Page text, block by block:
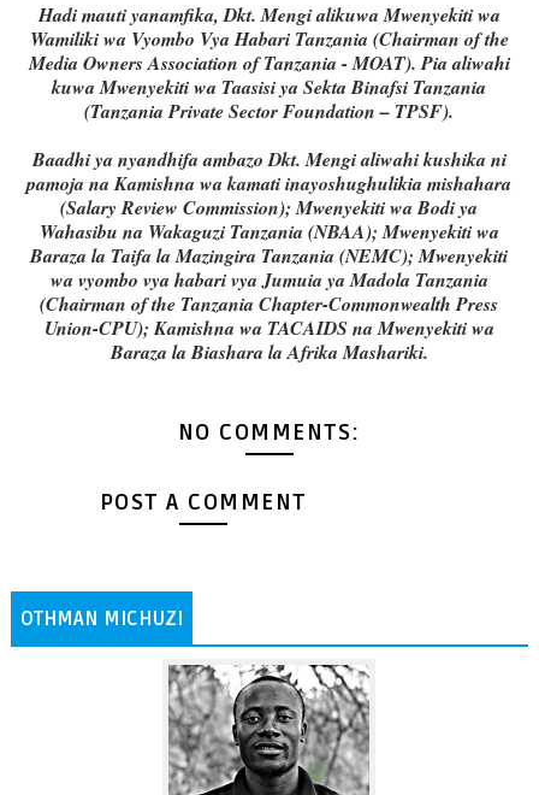
Hadi mauti yanamfika, Dkt. Mengi alikuwa Mwenyekiti wa
Wamiliki wa Vyombo Vya Habari Tanzania (Chairman of the
Media Owners Association of Tanzania - MOAT). Pia aliwahi
kuwa Mwenyekiti wa Taasisi ya Sekta Binafsi Tanzania
(Tanzania Private Sector Foundation – TPSF).
Baadhi ya nyandhifa ambazo Dkt. Mengi aliwahi kushika ni
pamoja na Kamishna wa kamati inayoshughulikia mishahara
(Salary Review Commission); Mwenyekiti wa Bodi ya
Wahasibu na Wakaguzi Tanzania (NBAA); Mwenyekiti wa
Baraza la Taifa la Mazingira Tanzania (NEMC); Mwenyekiti
wa vyombo vya habari vya Jumuia ya Madola Tanzania
(Chairman of the Tanzania Chapter-Commonwealth Press
Union-CPU); Kamishna wa TACAIDS na Mwenyekiti wa
Baraza la Biashara la Afrika Mashariki.
NO COMMENTS:
POST A COMMENT
OTHMAN MICHUZI